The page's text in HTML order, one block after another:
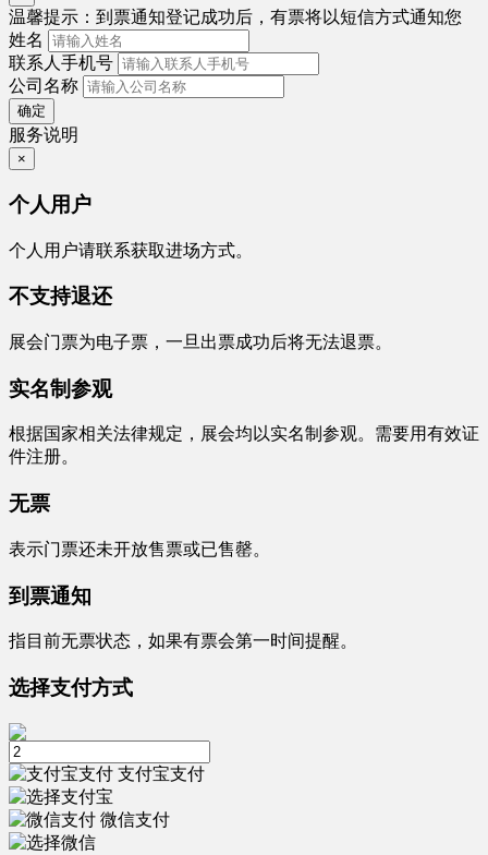
温馨提示： 到票通知登记成功后，有票将以短信方式通知您
姓名
联系人手机号
公司名称
确定
服务说明
×
个人用户
个人用户请联系获取进场方式。
不支持退还
展会门票为电子票，一旦出票成功后将无法退票。
实名制参观
根据国家相关法律规定，展会均以实名制参观。需要用有效证
件注册。
无票
表示门票还未开放售票或已售罄。
到票通知
指目前无票状态，如果有票会第一时间提醒。
选择支付方式
支付宝支付
微信支付